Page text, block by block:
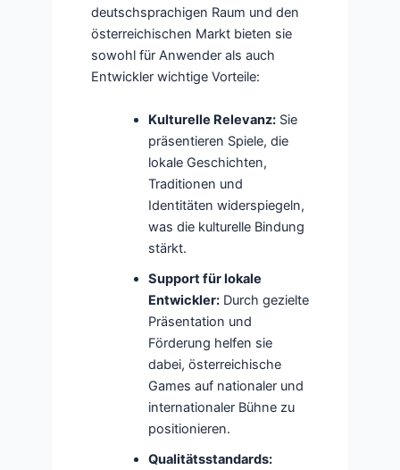
deutschsprachigen Raum und den
österreichischen Markt bieten sie
sowohl für Anwender als auch
Entwickler wichtige Vorteile:
Kulturelle Relevanz:Sie
präsentieren Spiele, die
lokale Geschichten,
Traditionen und
Identitäten widerspiegeln,
was die kulturelle Bindung
stärkt.
Support für lokale
Entwickler:Durch gezielte
Präsentation und
Förderung helfen sie
dabei, österreichische
Games auf nationaler und
internationaler Bühne zu
positionieren.
Qualitätsstandards: